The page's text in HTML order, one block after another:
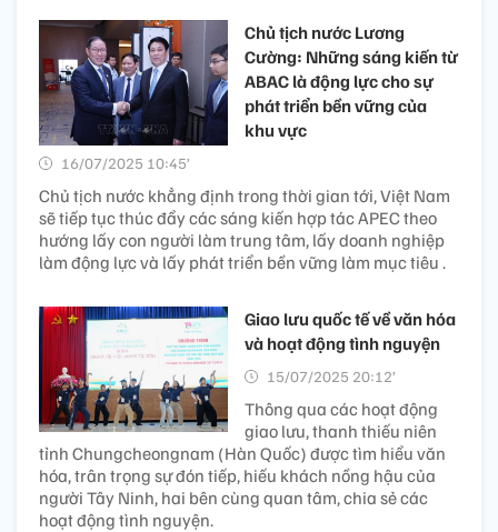
Chủ tịch nước Lương
Cường: Những sáng kiến từ
ABAC là động lực cho sự
phát triển bền vững của
khu vực
16/07/2025 10:45’
Chủ tịch nước khẳng định trong thời gian tới, Việt Nam
sẽ tiếp tục thúc đẩy các sáng kiến hợp tác APEC theo
hướng lấy con người làm trung tâm, lấy doanh nghiệp
làm động lực và lấy phát triển bền vững làm mục tiêu .
Giao lưu quốc tế về văn hóa
và hoạt động tình nguyện
15/07/2025 20:12’
Thông qua các hoạt động
giao lưu, thanh thiếu niên
tỉnh Chungcheongnam (Hàn Quốc) được tìm hiểu văn
hóa, trân trọng sự đón tiếp, hiếu khách nồng hậu của
người Tây Ninh, hai bên cùng quan tâm, chia sẻ các
hoạt động tình nguyện.